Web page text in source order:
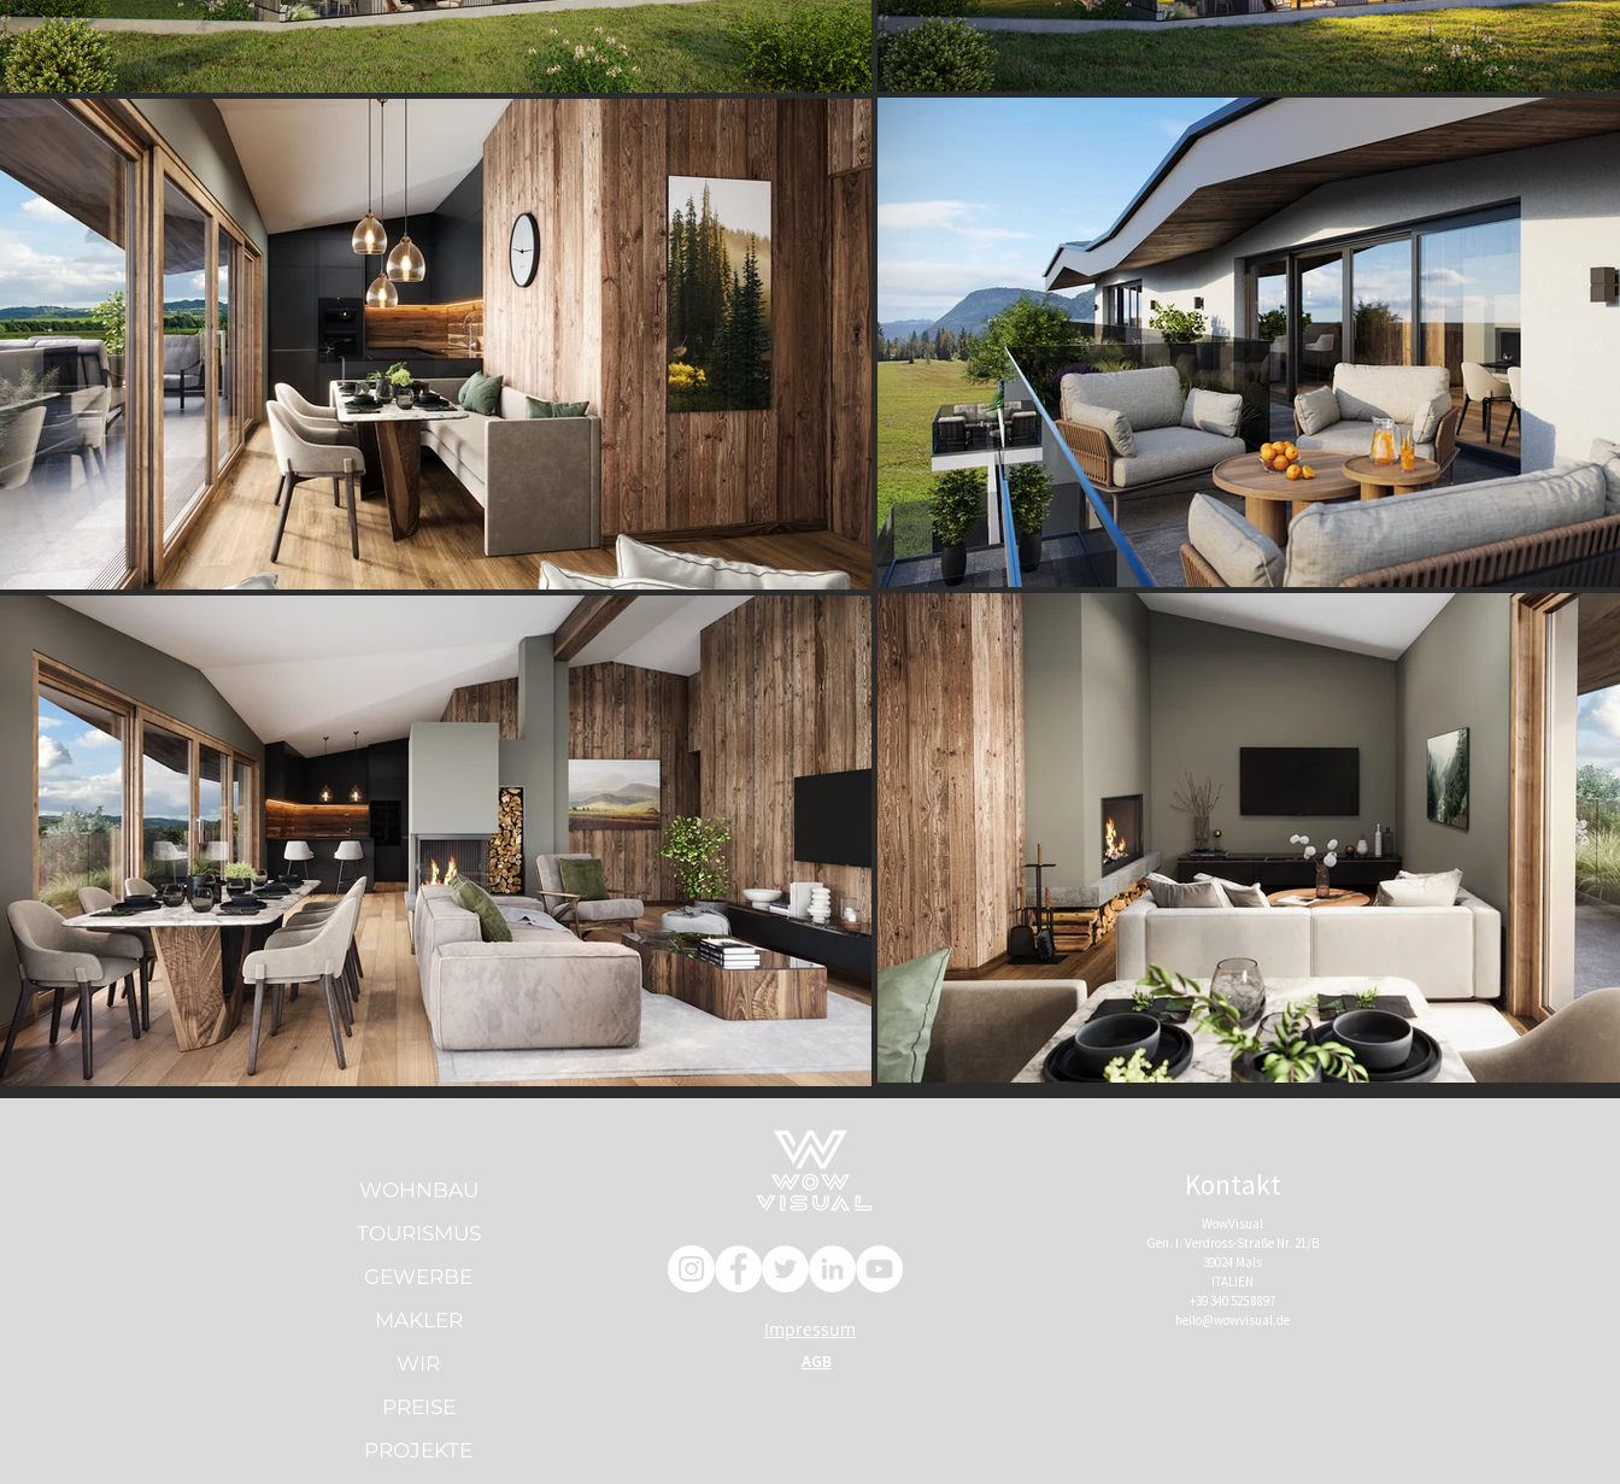
WOHNBAU
TOURISMUS
GEWERBE
MAKLER
WIR
PREISE
PROJEKTE
Impressum
AGB
Kontakt
WowVisual
Gen. I. Verdross-Straße Nr. 21/B
39024 Mals
ITALIEN
+39 340 525 8897
hello@wowvisual.de